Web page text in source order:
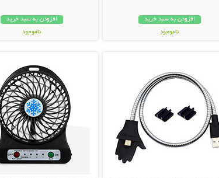
افزودن به سبد خرید
ناموجود
افزودن به سبد خرید
ناموجود